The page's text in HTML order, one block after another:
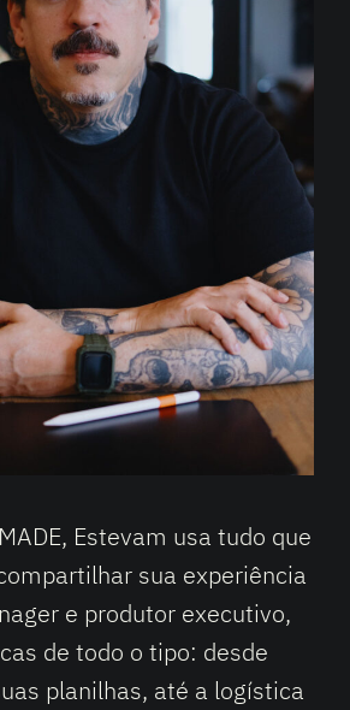
Estevam usa tudo que
sua experiência
e produtor executivo,
de todo o tipo: desde
planilhas, até a logística